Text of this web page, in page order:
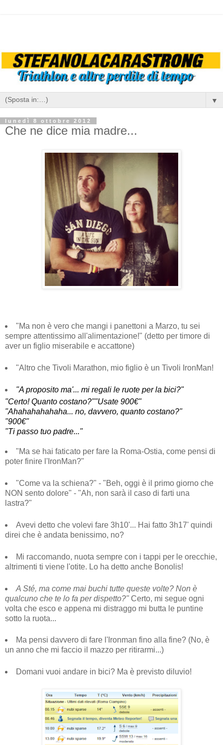
▼
lunedì 8 ottobre 2012
Che ne dice mia madre...
"Ma non è vero che mangi i panettoni a Marzo, tu sei
sempre attentissimo all'alimentazione!" (detto per timore di
aver un figlio miserabile e accattone)
"Altro che Tivoli Marathon, mio figlio è un Tivoli IronMan!
"A proposito ma'... mi regali le ruote per la bici?"
"Certo! Quanto costano?""Usate 900€"
"Ahahahahahaha... no, davvero, quanto costano?"
"900€"
"Ti passo tuo padre..."
"Ma se hai faticato per fare la Roma-Ostia, come pensi di
poter finire l'IronMan?"
"Come va la schiena?" - "Beh, oggi è il primo giorno che
NON sento dolore" - "Ah, non sarà il caso di farti una
lastra?"
Avevi detto che volevi fare 3h10'... Hai fatto 3h17' quindi
direi che è andata benissimo, no?
Mi raccomando, nuota sempre con i tappi per le orecchie,
altrimenti ti viene l'otite. Lo ha detto anche Bonolis!
A Sté, ma come mai buchi tutte queste volte? Non è
qualcuno che te lo fa per dispetto?" Certo, mi segue ogni
volta che esco e appena mi distraggo mi butta le puntine
sotto la ruota...
Ma pensi davvero di fare l'Ironman fino alla fine? (No, è
un anno che mi faccio il mazzo per ritirarmi...)
Domani vuoi andare in bici? Ma è previsto diluvio!